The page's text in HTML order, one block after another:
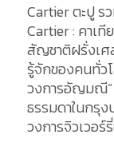
Cartier ตะปู ร
Cartier : คาเที
สัญชาติฝรั่งเศ
รู้จักของคนทั่ว
วงการอัญมณี”
ธรรมดาในกรุ
วงการจิวเวอ